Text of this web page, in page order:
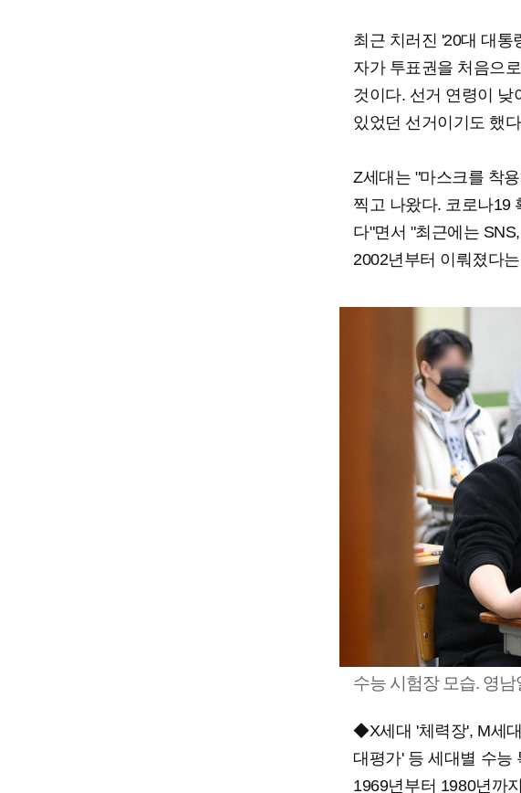
최근 치러진 '20대 대통
자가 투표권을 처음으
것이다. 선거 연령이 낮
있었던 선거이기도 했
Z세대는 "마스크를 착
찍고 나왔다. 코로나19
다"면서 "최근에는
2002년부터 이뤄졌다
수능 시험장 모습. 영남
◆X세대 '체력장', M세
대평가' 등 세대별 수능
1969년부터 1980년까